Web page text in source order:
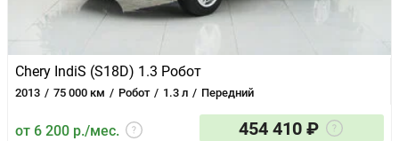
Chery IndiS (S18D) 1.3 Робот
2013 75 000 км Робот 1.3 л Передний
от 6 200 р./мес. 454 410 ₽